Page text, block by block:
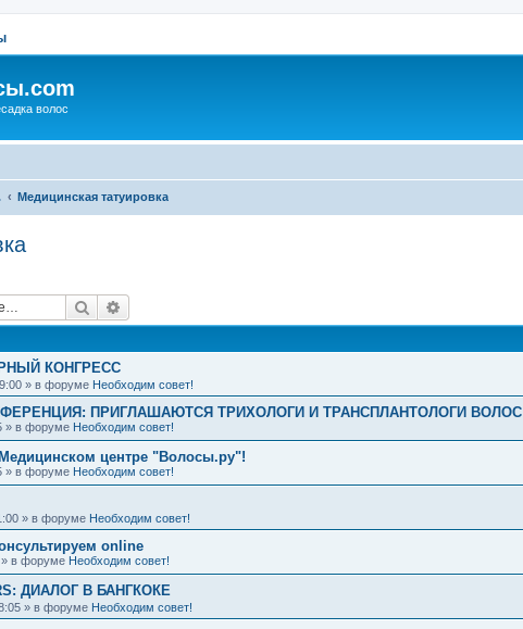
волос
Медицинская татуировка
Поиск
КОНГРЕСС
» в форуме Необходим совет!
ПРИГЛАШАЮТСЯ ТРИХОЛОГИ И ТРАНСПЛАНТОЛОГИ ВОЛОС
» в форуме Необходим совет!
центре "Волосы.ру"!
» в форуме Необходим совет!
» в форуме Необходим совет!
online
» в форуме Необходим совет!
ДИАЛОГ В БАНГКОКЕ
» в форуме Необходим совет!